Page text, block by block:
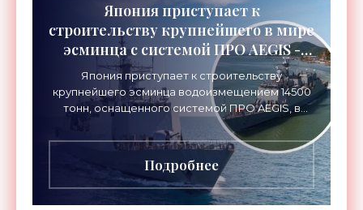
Япония приступает к
строительству крупнейшего в мире
эсминца с системой ПРО AEGIS -
«Оружие»
Япония приступает к строительству
крупнейшего эсминца водоизмещением 14500
тонн, оснащенного системой ПРО AEGIS, в
ответ на изменяющуюся ситуацию в Восточной
Азии — в частности, на
Подробнее